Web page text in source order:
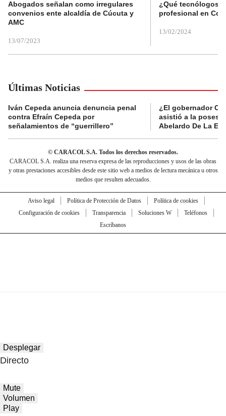
Abogados señalan como irregulares
convenios ente alcaldía de Cúcuta y
AMC
13/07/2023
¿Qué tecnólogos
profesional en
13/02/2024
Últimas Noticias
Iván Cepeda anuncia denuncia penal
contra Efraín Cepeda por
señalamientos de “guerrillero”
¿El gobernador
asistió a la
Abelardo De La
© CARACOL S.A. Todos los derechos reservados.
CARACOL S.A. realiza una reserva expresa de las reproducciones y usos de las obras
y otras prestaciones accesibles desde este sitio web a medios de lectura mecánica u otros
medios que resulten adecuados.
Aviso legal Política de Protección de Datos
Política de cookies
Configuración de cookies
Transparencia Soluciones W
Teléfonos
Escríbanos
Desplegar
Directo
Mute
Volumen
Play